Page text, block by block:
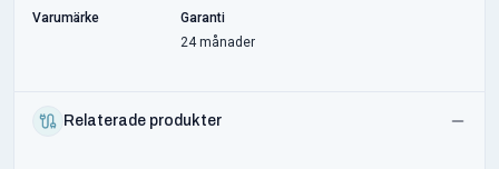
Varumärke
Garanti
24 månader
Relaterade produkter